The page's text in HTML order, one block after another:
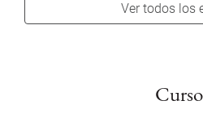
Ver todos los